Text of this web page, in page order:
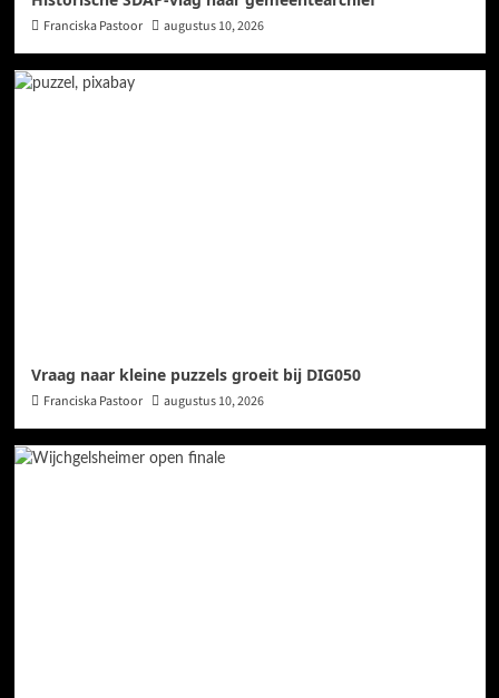
Franciska Pastoor augustus 10, 2026
Vraag naar kleine puzzels groeit bij DIG050
Franciska Pastoor augustus 10, 2026